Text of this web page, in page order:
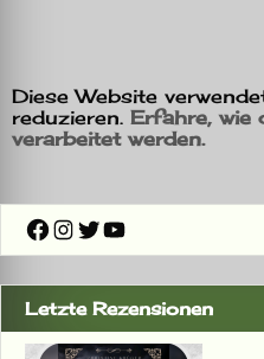
Diese Website
reduzieren. Erfahre, wie
verarbeitet werden.
Facebook
Instagram
Twitter
YouTube
Letzte Rezensionen